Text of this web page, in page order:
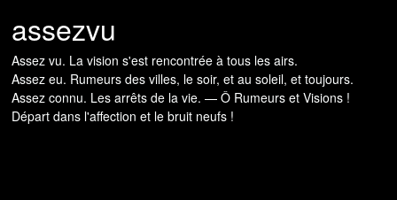
assezvu
Assez vu. La vision s'est rencontrée à tous les airs.
Assez eu. Rumeurs des villes, le soir, et au soleil, et toujours.
Assez connu. Les arrêts de la vie. — Ô Rumeurs et Visions !
Départ dans l'affection et le bruit neufs !